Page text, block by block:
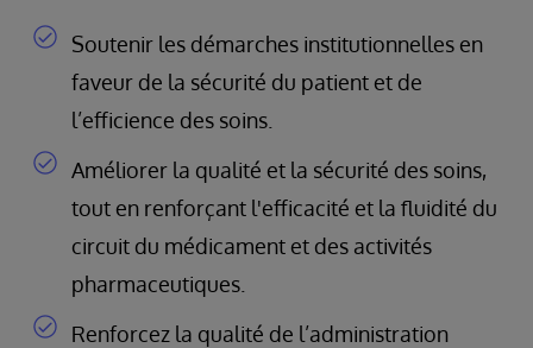
Soutenir les démarches institutionnelles en
faveur de la sécurité du patient et de
l’efficience des soins.
Améliorer la qualité et la sécurité des soins,
tout en renforçant l'efficacité et la fluidité du
circuit du médicament et des activités
pharmaceutiques.
Renforcez la qualité de l’administration